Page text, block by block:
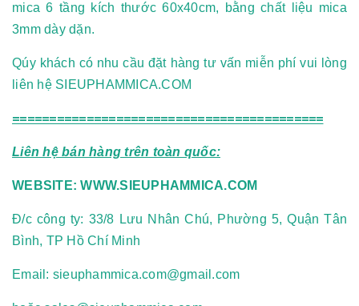
mica 6 tầng kích thước 60x40cm, bằng chất liệu mica
3mm dày dặn.
Qúy khách có nhu cầu đặt hàng tư vấn miễn phí vui lòng
liên hệ SIEUPHAMMICA.COM
==========================================
Liên hệ bán hàng trên toàn quốc:
WEBSITE:WWW.SIEUPHAMMICA.COM
Đ/c công ty: 33/8 Lưu Nhân Chú, Phường 5, Quận Tân
Bình, TP Hồ Chí Minh
Email: sieuphammica.com@gmail.com